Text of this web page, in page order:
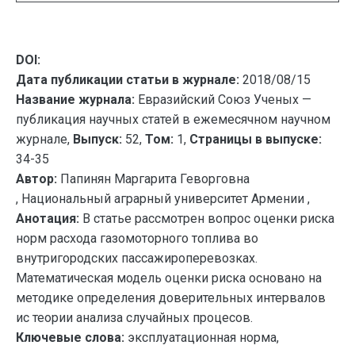
DOI:
Дата публикации статьи в журнале: 2018/08/15
Название журнала: Евразийский Союз Ученых —
публикация научных статей в ежемесячном научном
журнале, Выпуск: 52, Том: 1, Страницы в выпуске:
34-35
Автор: Папинян Маргарита Геворговна
, Национальный аграрный университет Армении ,
Анотация: В статье рассмотрен вопрос оценки риска
норм расхода газомоторного топлива во
внутригородских пассажироперевозках.
Математическая модель оценки риска основано на
методике определения доверительных интервалов
ис теории анализа случайных процесов.
Ключевые слова: эксплуатационная норма,